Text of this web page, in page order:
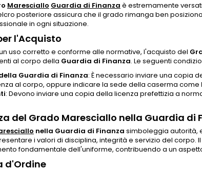
Maresciallo Guardia di Finanza è estremamente
posteriore assicura che il grado rimanga ben
in ogni situazione.
l'Acquisto
uso corretto e conforme alle normative, l'acquisto del
al corpo della Guardia di Finanza. Le seguenti
Guardia di Finanza: È necessario inviare una copia
al corpo, oppure indicare la sede della caserma
: Devono inviare una copia della licenza prefettizia a
del Grado Maresciallo nella Guardia di
nella Guardia di Finanza simboleggia autorità,
i valori di disciplina, integrità e servizio del
fondamentale dell'uniforme, contribuendo a un
d'Ordine